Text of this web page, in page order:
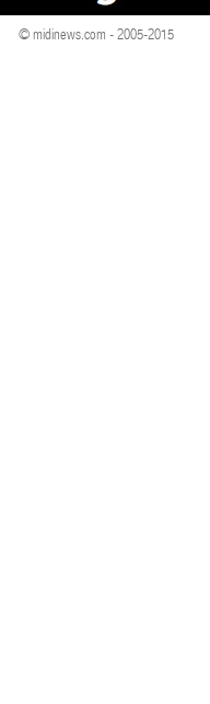
© midinews.com - 2005-2015